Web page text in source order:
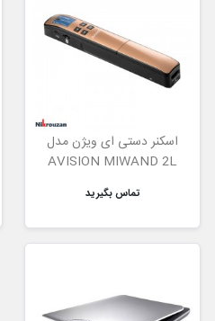
اسکنر دستی ای ویژن مدل
AVISION MIWAND 2L
تماس بگیرید